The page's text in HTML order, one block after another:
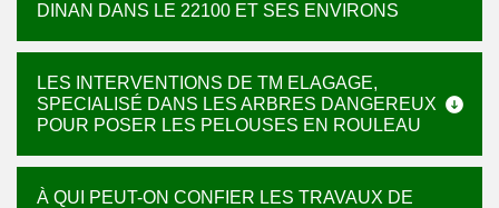
DINAN DANS LE 22100 ET SES ENVIRONS
LES INTERVENTIONS DE TM ELAGAGE,
SPECIALISÉ DANS LES ARBRES DANGEREUX
POUR POSER LES PELOUSES EN ROULEAU
À QUI PEUT-ON CONFIER LES TRAVAUX DE